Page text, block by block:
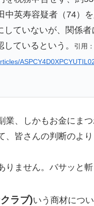
中英寿容疑者（74）
していないが、関係
ているという。
引用
業、しかもお金にま
、皆さんの判断のよ
ません。バサッと斬
ラブ)いう商材につ